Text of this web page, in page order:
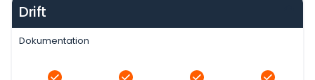
Drift
Dokumentation